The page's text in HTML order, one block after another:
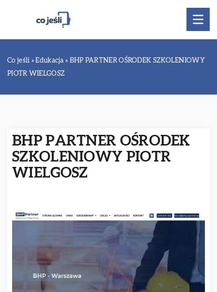
Co jeśli »Edukacja » BHP PARTNER OŚRODEK SZKOLENIOWY
PIOTR WIELGOSZ
BHP PARTNER OŚRODEK
SZKOLENIOWY PIOTR
WIELGOSZ